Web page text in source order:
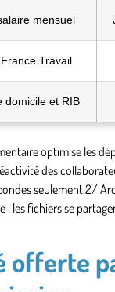
mensuel
Travail
domicile et RIB
optimise les
des
seulement.2/
: les fichiers se
offerte